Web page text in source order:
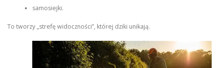
samosiejki.
To tworzy „strefę widoczności”, której dziki unikają.